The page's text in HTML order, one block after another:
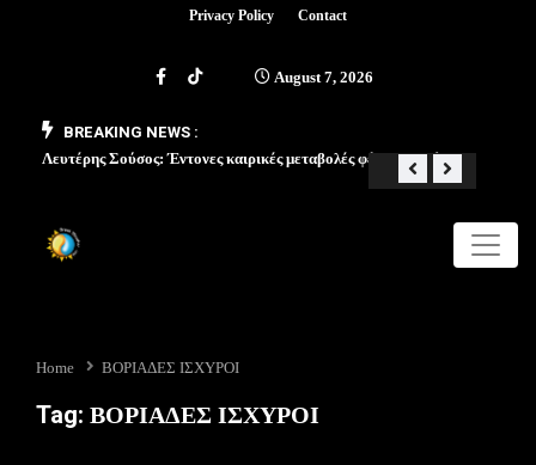
Privacy Policy Contact
August 7, 2026
BREAKING NEWS :
Λευτέρης Σούσος: Έντονες καιρικές μεταβολές φέρνει ο Μάιος
Home ΒΟΡΙΑΔΕΣ ΙΣΧΥΡΟΙ
Tag: ΒΟΡΙΑΔΕΣ ΙΣΧΥΡΟΙ